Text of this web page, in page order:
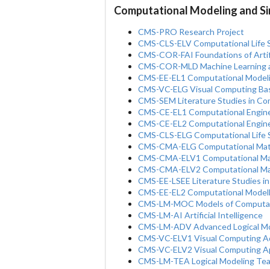
Computational Modeling and
CMS-PRO Research Project
CMS-CLS-ELV Computational Life
CMS-COR-FAI Foundations of
CMS-COR-MLD Machine Learning
CMS-EE-EL1 Computational
CMS-VC-ELG Visual Computing
CMS-SEM Literature Studies in
CMS-CE-EL1 Computational
CMS-CE-EL2 Computational
CMS-CLS-ELG Computational Life
CMS-CMA-ELG Computational
CMS-CMA-ELV1 Computational
CMS-CMA-ELV2 Computational
CMS-EE-LSEE Literature Studies
CMS-EE-EL2 Computational
CMS-LM-MOC Models of
CMS-LM-AI Artificial Intelligence
CMS-LM-ADV Advanced Logical
CMS-VC-ELV1 Visual Computing
CMS-VC-ELV2 Visual Computing
CMS-LM-TEA Logical Modeling